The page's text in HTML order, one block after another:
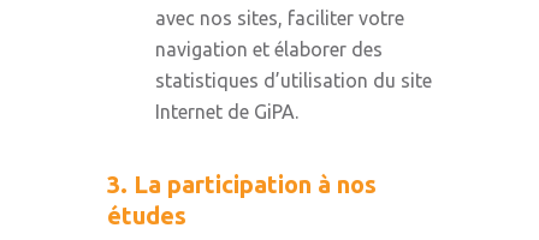
avec nos sites, faciliter votre
navigation et élaborer des
statistiques d’utilisation du site
Internet de GiPA.
3. La participation à nos
études